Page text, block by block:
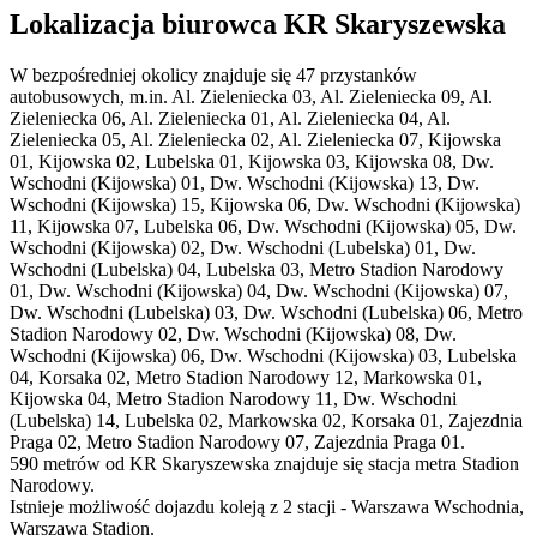
Lokalizacja biurowca KR Skaryszewska
W bezpośredniej okolicy znajduje się 47 przystanków
autobusowych, m.in. Al. Zieleniecka 03, Al. Zieleniecka 09, Al.
Zieleniecka 06, Al. Zieleniecka 01, Al. Zieleniecka 04, Al.
Zieleniecka 05, Al. Zieleniecka 02, Al. Zieleniecka 07, Kijowska
01, Kijowska 02, Lubelska 01, Kijowska 03, Kijowska 08, Dw.
Wschodni (Kijowska) 01, Dw. Wschodni (Kijowska) 13, Dw.
Wschodni (Kijowska) 15, Kijowska 06, Dw. Wschodni (Kijowska)
11, Kijowska 07, Lubelska 06, Dw. Wschodni (Kijowska) 05, Dw.
Wschodni (Kijowska) 02, Dw. Wschodni (Lubelska) 01, Dw.
Wschodni (Lubelska) 04, Lubelska 03, Metro Stadion Narodowy
01, Dw. Wschodni (Kijowska) 04, Dw. Wschodni (Kijowska) 07,
Dw. Wschodni (Lubelska) 03, Dw. Wschodni (Lubelska) 06, Metro
Stadion Narodowy 02, Dw. Wschodni (Kijowska) 08, Dw.
Wschodni (Kijowska) 06, Dw. Wschodni (Kijowska) 03, Lubelska
04, Korsaka 02, Metro Stadion Narodowy 12, Markowska 01,
Kijowska 04, Metro Stadion Narodowy 11, Dw. Wschodni
(Lubelska) 14, Lubelska 02, Markowska 02, Korsaka 01, Zajezdnia
Praga 02, Metro Stadion Narodowy 07, Zajezdnia Praga 01.
590 metrów od KR Skaryszewska znajduje się stacja metra Stadion
Narodowy.
Istnieje możliwość dojazdu koleją z 2 stacji - Warszawa Wschodnia,
Warszawa Stadion.